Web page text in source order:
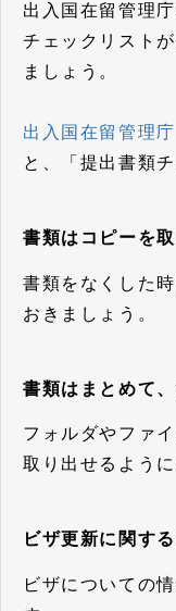
出入国在留管理
チェックリスト
ましょう。
出入国在留管理庁
と、「提出書類
書類はコピーを
書類をなくした
おきましょう。
書類はまとめて
フォルダやファ
取り出せるよう
ビザ更新に関す
ビザについての